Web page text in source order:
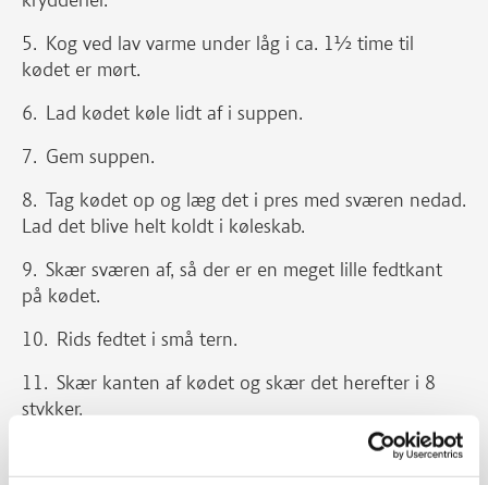
Kog ved lav varme under låg i ca. 1½ time til
kødet er mørt.
Lad kødet køle lidt af i suppen.
Gem suppen.
Tag kødet op og læg det i pres med sværen nedad.
Lad det blive helt koldt i køleskab.
Skær sværen af, så der er en meget lille fedtkant
på kødet.
Rids fedtet i små tern.
Skær kanten af kødet og skær det herefter i 8
stykker.
Læg stykkerne på en varm pande med
fedtkanten nedad og steg til fedtkanten bliver brun